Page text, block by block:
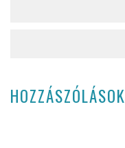
HOZZÁSZÓLÁSOK